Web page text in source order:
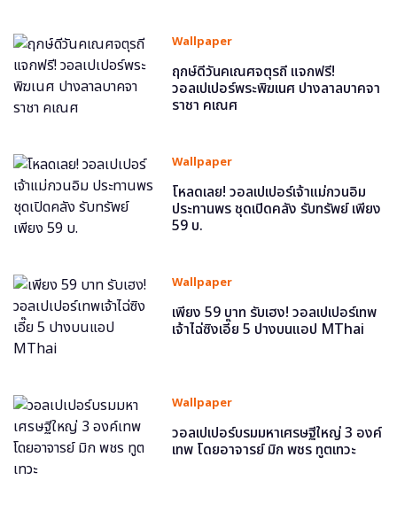
Wallpaper
ฤกษ์ดีวันคเณศจตุรถี แจกฟรี!
วอลเปเปอร์พระพิฆเนศ ปางลาลบาคจา
ราชา คเณศ
Wallpaper
โหลดเลย! วอลเปเปอร์เจ้าแม่กวนอิม
ประทานพร ชุดเปิดคลัง รับทรัพย์ เพียง
59 บ.
Wallpaper
เพียง 59 บาท รับเฮง! วอลเปเปอร์เทพ
เจ้าไฉ่ซิงเอี๊ย 5 ปางบนแอป MThai
Wallpaper
วอลเปเปอร์บรมมหาเศรษฐีใหญ่ 3 องค์
เทพ โดยอาจารย์ มิก พชร ทูตเทวะ